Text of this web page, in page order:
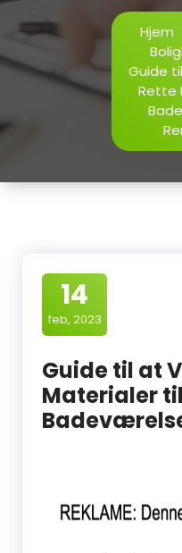
Hjem
Guide
Rette
14
feb, 2023
Guide til at
Materialer til